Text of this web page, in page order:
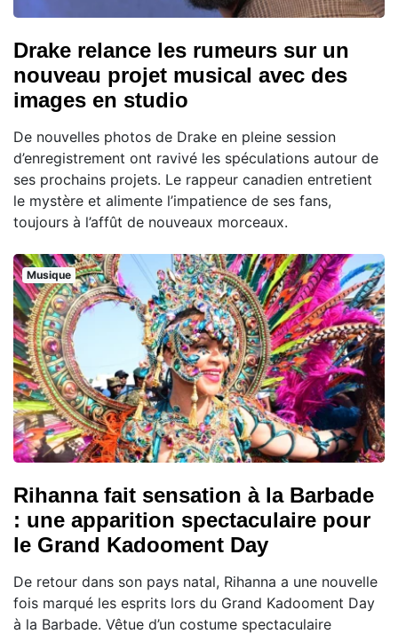
Drake relance les rumeurs sur un
nouveau projet musical avec des
images en studio
De nouvelles photos de Drake en pleine session
d’enregistrement ont ravivé les spéculations autour de
ses prochains projets. Le rappeur canadien entretient
le mystère et alimente l’impatience de ses fans,
toujours à l’affût de nouveaux morceaux.
Musique
Rihanna fait sensation à la Barbade
: une apparition spectaculaire pour
le Grand Kadooment Day
De retour dans son pays natal, Rihanna a une nouvelle
fois marqué les esprits lors du Grand Kadooment Day
à la Barbade. Vêtue d’un costume spectaculaire